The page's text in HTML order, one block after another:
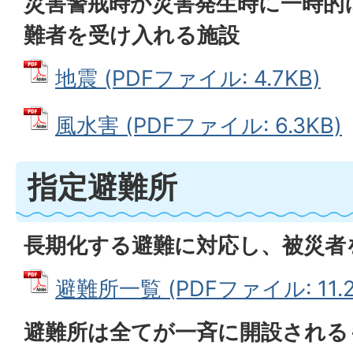
難者を受け入れる施設
地震 (PDFファイル: 4.7KB)
風水害 (PDFファイル: 6.3KB)
指定避難所
長期化する避難に対応し、被災
避難所一覧 (PDFファイル:
避難所は全てが一斉に開設され